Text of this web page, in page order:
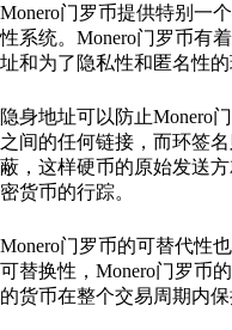
Monero门罗币提供特别一
性系统。Monero门罗币有
址和为了隐私性和匿名性的
隐身地址可以防止Monero
之间的任何链接，而环签
蔽，这样硬币的原始发送
密货币的行踪。
Monero门罗币的可替代性
可替换性，Monero门罗币
的货币在整个交易周期内保